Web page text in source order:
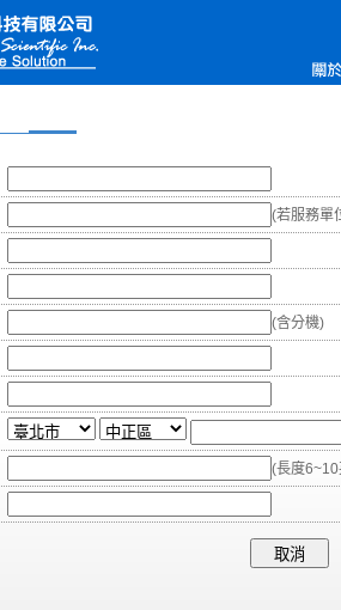
(若服務單
(含分機)
(長度